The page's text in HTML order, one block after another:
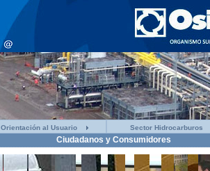
Orientación al Usuario Sector Hidrocarburos
Ciudadanos y Consumidores